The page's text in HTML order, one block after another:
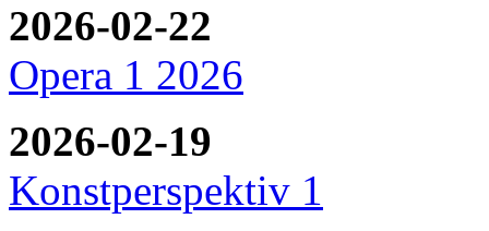
2026-02-22
Opera 1 2026
2026-02-19
Konstperspektiv 1